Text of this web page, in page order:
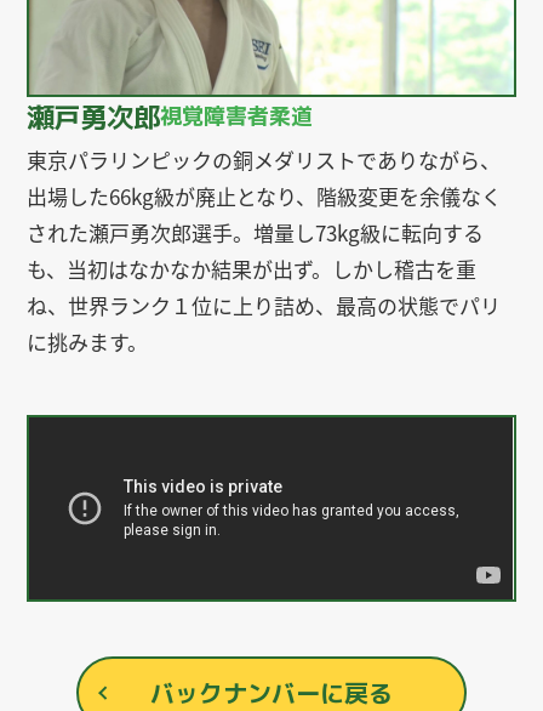
瀬戸勇次郎視覚障害者柔道
東京パラリンピックの銅メダリストでありながら、
出場した66kg級が廃止となり、階級変更を余儀なく
された瀬戸勇次郎選手。増量し73kg級に転向する
も、当初はなかなか結果が出ず。しかし稽古を重
ね、世界ランク１位に上り詰め、最高の状態でパリ
に挑みます。
バックナンバーに戻る